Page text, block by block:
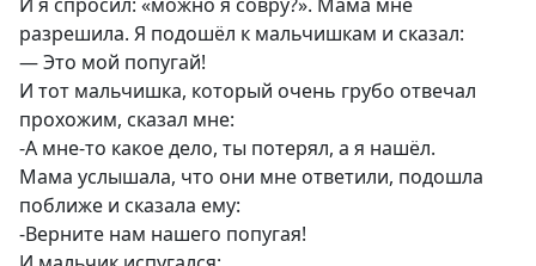
разрешила. Я подошёл к мальчишкам и сказал:
— Это мой попугай!
И тот мальчишка, который очень грубо отвечал
прохожим, сказал мне:
-А мне-то какое дело, ты потерял, а я нашёл.
Мама услышала, что они мне ответили, подошла
поближе и сказала ему:
-Верните нам нашего попугая!